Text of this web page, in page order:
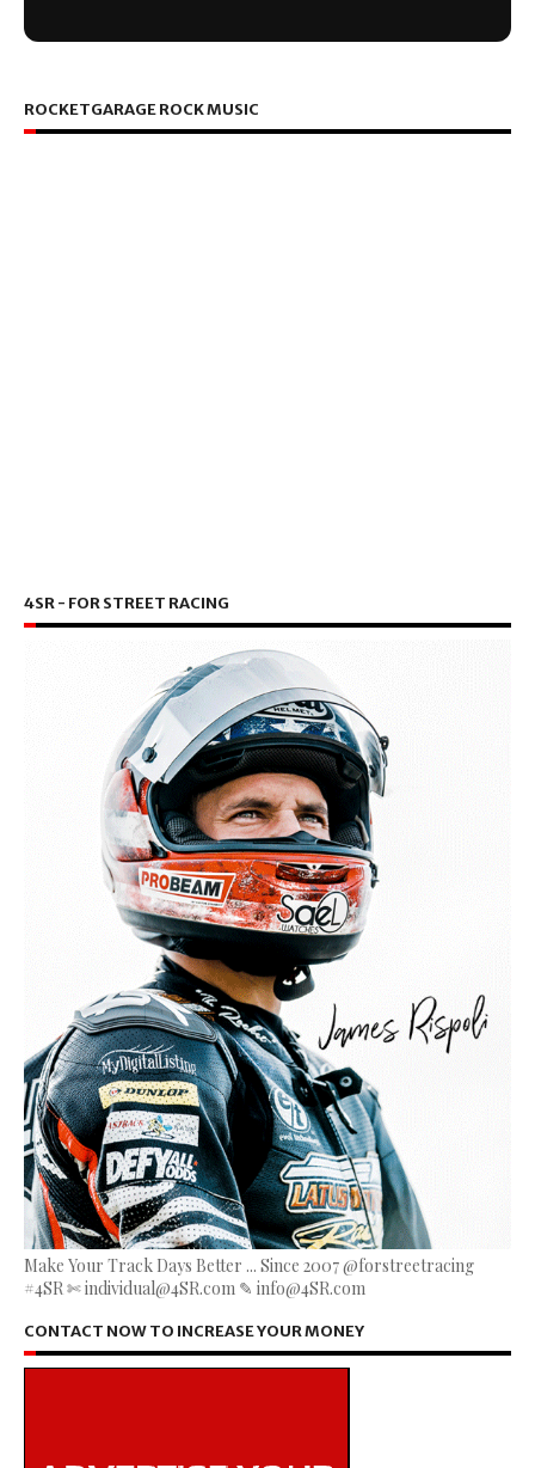
ROCKETGARAGE ROCK MUSIC
4SR - FOR STREET RACING
Make Your Track Days Better ... Since 2007 @forstreetracing
#4SR ✄ individual@4SR.com ✎ info@4SR.com
CONTACT NOW TO INCREASE YOUR MONEY